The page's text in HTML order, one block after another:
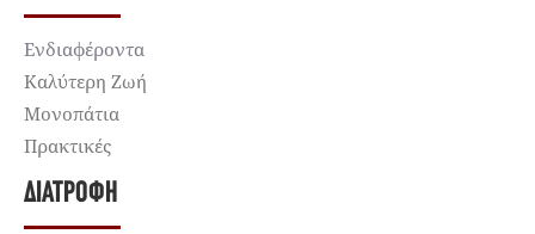
Ενδιαφέροντα
Καλύτερη Ζωή
Μονοπάτια
Πρακτικές
ΔΙΑΤΡΟΦΉ